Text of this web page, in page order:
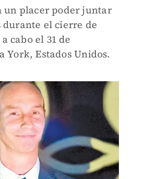
un placer poder juntar
durante el cierre de
cabo el 31 de
York, Estados Unidos.